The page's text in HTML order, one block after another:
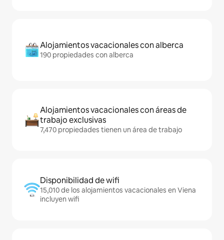
Alojamientos vacacionales con alberca
190 propiedades con alberca
Alojamientos vacacionales con áreas de
trabajo exclusivas
7,470 propiedades tienen un área de trabajo
Disponibilidad de wifi
15,010 de los alojamientos vacacionales en Viena
incluyen wifi